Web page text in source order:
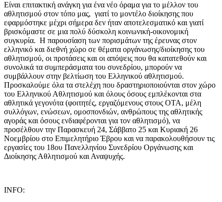
Είναι επιτακτική ανάγκη για ένα νέο όραμα για το μέλλον του
αθλητισμού στον τόπο μας, γιατί το μοντέλο διοίκησης που
εφαρμόστηκε μέχρι σήμερα δεν ήταν αποτελεσματικό και γιατί
βρισκόμαστε σε μια πολύ δύσκολη κοινωνική-οικονομική
συγκυρία. Η παρουσίαση των πορισμάτων της έρευνας στον
ελληνικό και διεθνή χώρο σε θέματα οργάνωσης/διοίκησης του
αθλητισμού, οι προτάσεις και οι απόψεις που θα κατατεθούν και
συνολικά τα συμπεράσματα του συνεδρίου, μπορούν να
συμβάλλουν στην βελτίωση του Ελληνικού αθλητισμού.
Προσκαλούμε όλα τα στελέχη που δραστηριοποιούνται στον χώρο
του Ελληνικού Αθλητισμού και όλους όσους εμπλέκονται στα
αθλητικά γεγονότα (φοιτητές, εργαζόμενους στους ΟΤΑ, μέλη
συλλόγων, ενώσεων, ομοσπονδιών, ανθρώπους της αθλητικής
αγοράς και όσους ενδιαφέρονται για τον αθλητισμό), να
προσέλθουν την Παρασκευή 24, Σάββατο 25 και Κυριακή 26
Νοεμβρίου στο Επιμελητήριο Έβρου και να παρακολουθήσουν τις
εργασίες του 18ου Πανελληνίου Συνεδρίου Οργάνωσης και
Διοίκησης Αθλητισμού και Αναψυχής.
INFO: